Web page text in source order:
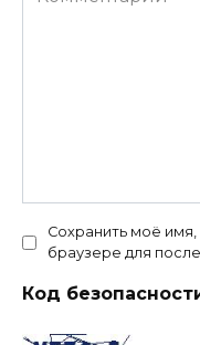
Сохранить моё
браузере для
Код